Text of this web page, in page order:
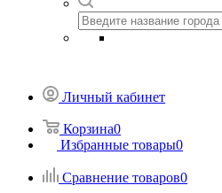
Личный кабинет
Корзина0
Избранные товары0
Сравнение товаров0